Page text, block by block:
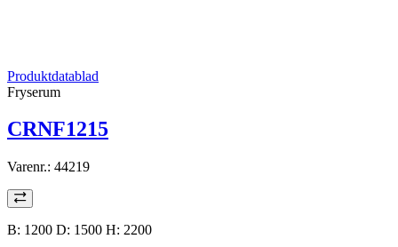
Produktdatablad
Fryserum
CRNF1215
Varenr.: 44219
B: 1200 D: 1500 H: 2200